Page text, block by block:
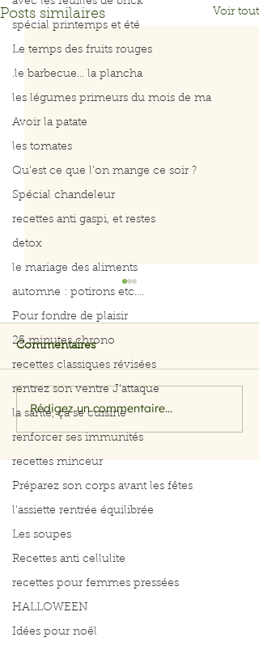
spécial printemps et été
Le temps des fruits rouges
.le barbecue... la plancha
les légumes primeurs du mois de ma
Avoir la patate
les tomates
Qu’est ce que l’on mange ce soir ?
Spécial chandeleur
recettes anti gaspi, et restes
detox
le mariage des aliments
automne : potirons etc....
Pour fondre de plaisir
25 minutes chrono
recettes classiques révisées
rentrez son ventre J'attaque
la santé, ça se cuisine
renforcer ses immunités
recettes minceur
Préparez son corps avant les fêtes
l'assiette rentrée équilibrée
Les soupes
Recettes anti cellulite
recettes pour femmes pressées
HALLOWEEN
Idées pour noël
Posts similaires Voir tout
Filet de saumon aux
herbes et citron
Commentaires
Rédigez un commentaire...